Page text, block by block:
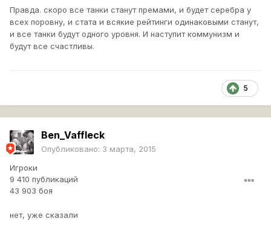
Правда. скоро все танки станут премами, и будет серебра у
всех поровну, и стата и всякие рейтинги одинаковыми станут,
и все танки будут одного уровня. И наступит коммунизм и
будут все счастливы.
5
Ben_Vaffleck
Опубликовано: 3 марта, 2015
Игроки
9 410 публикаций
43 903 боя
нет, уже сказали